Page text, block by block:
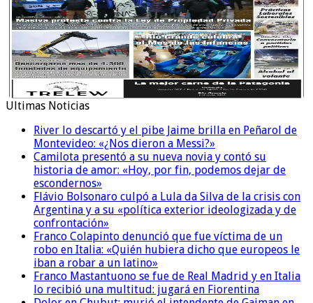
Ultimas Noticias
River lo descartó y el pibe Jaime brilla en Peñarol de
Montevideo: «¿Nos dieron a Messi?»
Camilota presentó a su nueva novia y contó su
historia de amor: «Hoy, por fin, podemos dejar de
escondernos»
Flávio Bolsonaro culpó a Lula da Silva de la crisis con
Argentina y a su «política exterior ideologizada y de
confrontación»
Franco Colapinto denunció que fue víctima de un
robo en Italia: «Quién hubiera dicho que europeos le
iban a robar a un latino»
Franco Mastantuono se fue de Real Madrid y en Italia
lo recibió una multitud: jugará en Fiorentina